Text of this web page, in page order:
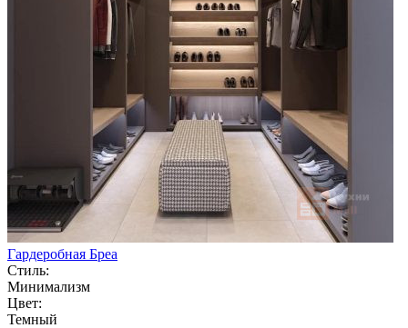
Гардеробная Бреа
Стиль:
Минимализм
Цвет:
Темный